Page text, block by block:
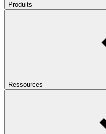
Produits
Ressources